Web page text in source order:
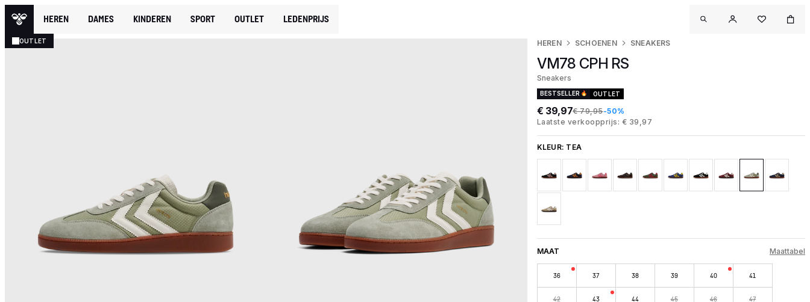
HEREN DAMES KINDEREN SPORT OUTLET LEDENPRIJS
OUTLET HEREN SCHOENEN SNEAKERS
VM78 CPH RS
Sneakers
BESTSELLER OUTLET
€ 39,97€ 79,95-50%
Laatste verkoopprijs: € 39,97
KLEUR: TEA
MAAT Maattabel
36 37 38 39 40 41
42 43 44 45 46 47